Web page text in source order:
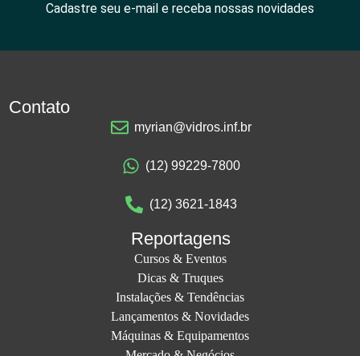
Cadastre seu e-mail e receba nossas novidades
Contato
myrian@vidros.inf.br
(12) 99229-7800
(12) 3621-1843
Reportagens
Cursos & Eventos
Dicas & Truques
Instalações & Tendências
Lançamentos & Novidades
Máquinas & Equipamentos